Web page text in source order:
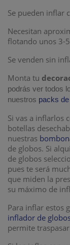
Se pueden inflar
Necesitan
flotando unos 3-
Se venden sin
Monta tu
podrás ver todos
nuestros packs
Si vas a inflarlos
botellas
nuestras
de globos. Si
de globos
pues te será
que miden la
su máximo de
Para inflar estos
inflador de
permite